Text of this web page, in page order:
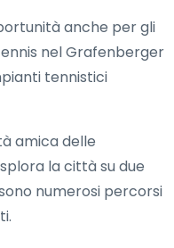
anche per gli
nel Grafenberger
tennistici
amica delle
la città su due
numerosi percorsi